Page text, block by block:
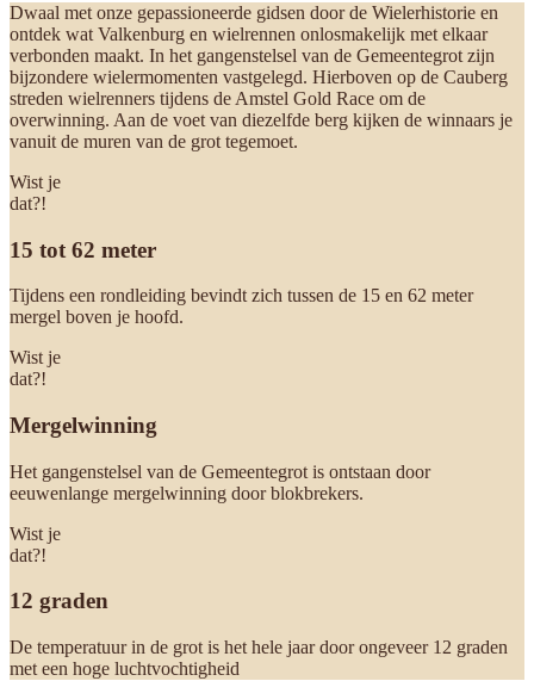
Dwaal met onze gepassioneerde gidsen door de Wielerhistorie en
ontdek wat Valkenburg en wielrennen onlosmakelijk met elkaar
verbonden maakt. In het gangenstelsel van de Gemeentegrot zijn
bijzondere wielermomenten vastgelegd. Hierboven op de Cauberg
streden wielrenners tijdens de Amstel Gold Race om de
overwinning. Aan de voet van diezelfde berg kijken de winnaars je
vanuit de muren van de grot tegemoet.
Wist je
dat?!
15 tot 62 meter
Tijdens een rondleiding bevindt zich tussen de 15 en 62 meter
mergel boven je hoofd.
Wist je
dat?!
Mergelwinning
Het gangenstelsel van de Gemeentegrot is ontstaan door
eeuwenlange mergelwinning door blokbrekers.
Wist je
dat?!
12 graden
De temperatuur in de grot is het hele jaar door ongeveer 12 graden
met een hoge luchtvochtigheid